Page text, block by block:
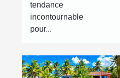
tendance
incontournable
pour...